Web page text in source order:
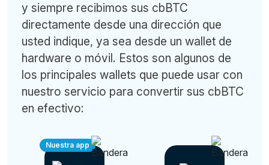
y siempre recibimos sus cbBTC
directamente desde una dirección que
usted indique, ya sea desde un wallet de
hardware o móvil. Estos son algunos de
los principales wallets que puede usar con
nuestro servicio para convertir sus cbBTC
en efectivo:
Nuestra app